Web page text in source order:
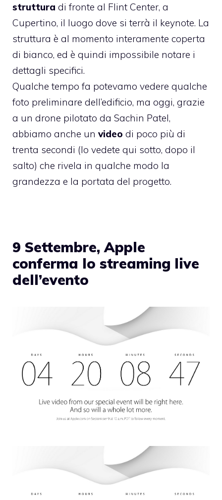
struttura di fronte al Flint Center, a
Cupertino, il luogo dove si terrà il keynote. La
struttura è al momento interamente coperta
di bianco, ed è quindi impossibile notare i
dettagli specifici.
Qualche tempo fa potevamo vedere qualche
foto preliminare dell’edificio, ma oggi, grazie
a un drone pilotato da Sachin Patel,
abbiamo anche un video di poco più di
trenta secondi (lo vedete qui sotto, dopo il
salto) che rivela in qualche modo la
grandezza e la portata del progetto.
9 Settembre, Apple
conferma lo streaming live
dell’evento